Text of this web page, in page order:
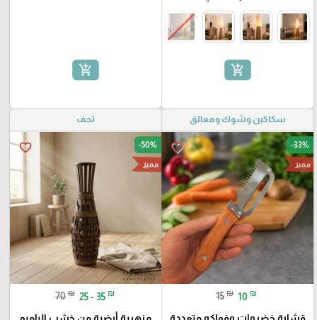
add_shopping_cart
add_shopping_cart
سكاكين وشوك ومعالق
favorite_border -33%
مميز
15 ₪ 10 ₪
تحف
favorite_border -50%
مميز
70 ₪ 25 - 35 ₪